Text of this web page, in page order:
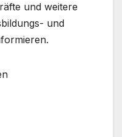
und weitere
und